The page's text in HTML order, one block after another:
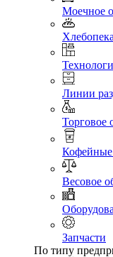
Моечное
Линии
Торговое
Весовое
Запчасти
По типу